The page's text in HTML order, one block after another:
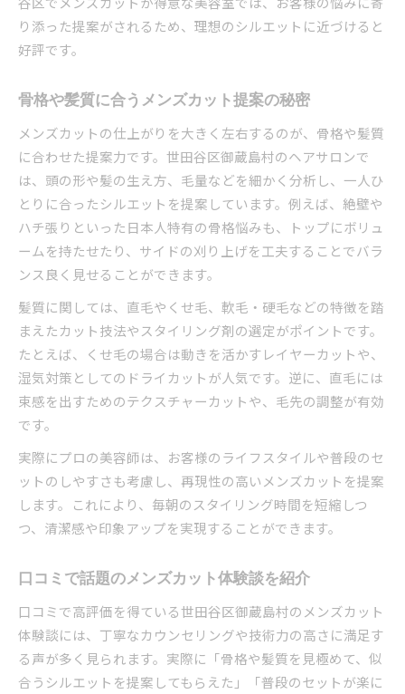
り添った提案がされるため、理想のシルエットに近づけると
好評です。
骨格や髪質に合うメンズカット提案の秘密
メンズカットの仕上がりを大きく左右するのが、骨格や髪質
に合わせた提案力です。世田谷区御蔵島村のヘアサロンで
は、頭の形や髪の生え方、毛量などを細かく分析し、一人ひ
とりに合ったシルエットを提案しています。例えば、絶壁や
ハチ張りといった日本人特有の骨格悩みも、トップにボリュ
ームを持たせたり、サイドの刈り上げを工夫することでバラ
ンス良く見せることができます。
髪質に関しては、直毛やくせ毛、軟毛・硬毛などの特徴を踏
まえたカット技法やスタイリング剤の選定がポイントです。
たとえば、くせ毛の場合は動きを活かすレイヤーカットや、
湿気対策としてのドライカットが人気です。逆に、直毛には
束感を出すためのテクスチャーカットや、毛先の調整が有効
です。
実際にプロの美容師は、お客様のライフスタイルや普段のセ
ットのしやすさも考慮し、再現性の高いメンズカットを提案
します。これにより、毎朝のスタイリング時間を短縮しつ
つ、清潔感や印象アップを実現することができます。
口コミで話題のメンズカット体験談を紹介
口コミで高評価を得ている世田谷区御蔵島村のメンズカット
体験談には、丁寧なカウンセリングや技術力の高さに満足す
る声が多く見られます。実際に「骨格や髪質を見極めて、似
合うシルエットを提案してもらえた」「普段のセットが楽に